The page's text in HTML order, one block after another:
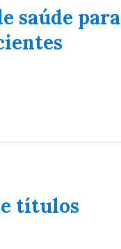
saúde para
títulos